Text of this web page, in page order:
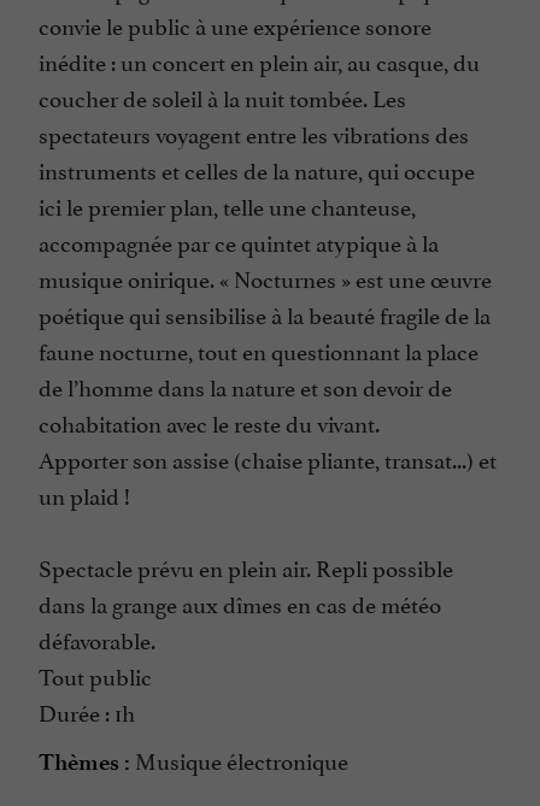
convie le public à une expérience sonore
inédite : un concert en plein air, au casque, du
coucher de soleil à la nuit tombée. Les
spectateurs voyagent entre les vibrations des
instruments et celles de la nature, qui occupe
ici le premier plan, telle une chanteuse,
accompagnée par ce quintet atypique à la
musique onirique. « Nocturnes » est une œuvre
poétique qui sensibilise à la beauté fragile de la
faune nocturne, tout en questionnant la place
de l’homme dans la nature et son devoir de
cohabitation avec le reste du vivant.
Apporter son assise (chaise pliante, transat...) et
un plaid !
Spectacle prévu en plein air. Repli possible
dans la grange aux dîmes en cas de météo
défavorable.
Tout public
Durée : 1h
Thèmes : Musique électronique